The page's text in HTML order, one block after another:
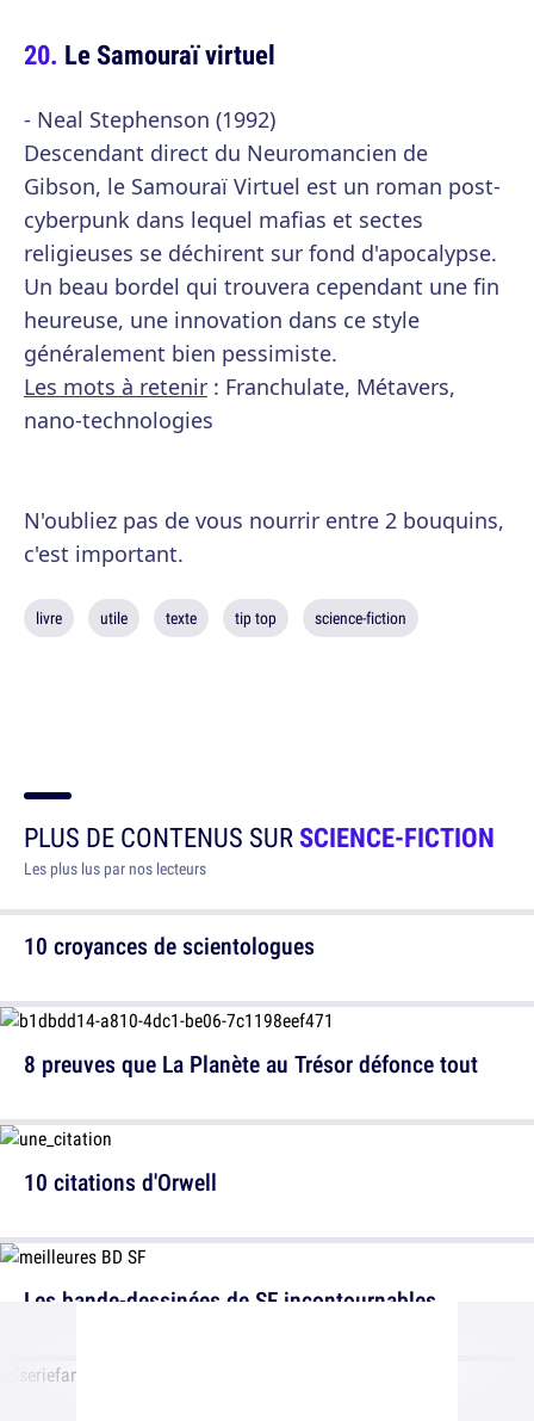
Le Samouraï virtuel
- Neal Stephenson (1992)
Descendant direct du Neuromancien de
Gibson, le Samouraï Virtuel est un roman post-
cyberpunk dans lequel mafias et sectes
religieuses se déchirent sur fond d'apocalypse.
Un beau bordel qui trouvera cependant une fin
heureuse, une innovation dans ce style
généralement bien pessimiste.
Les mots à retenir : Franchulate, Métavers,
nano-technologies
N'oubliez pas de vous nourrir entre 2 bouquins,
c'est important.
livre utile texte tip top science-fiction
PLUS DE CONTENUS SURSCIENCE-FICTION
Les plus lus par nos lecteurs
10 croyances de scientologues
10 citations d'Orwell
Les bande-dessinées de SF incontournables
8 preuves que La Planète au Trésor défonce tout